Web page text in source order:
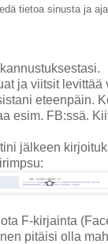
tietoa sinusta ja
ja viitsit levittää
eteenpäin.
esim. FB:ssä.
jälkeen
F-kirjainta
pitäisi olla